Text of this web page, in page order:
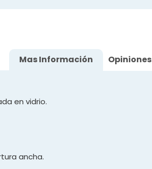
Mas Información Opiniones
en vidrio.
ancha.